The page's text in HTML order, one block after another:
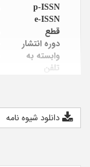
p-ISSN
e-ISSN
قطع
دوره انتشار
وابسته به
تلفن
مدیر مسئول
سر دبیر
دانلود شیوه نامه